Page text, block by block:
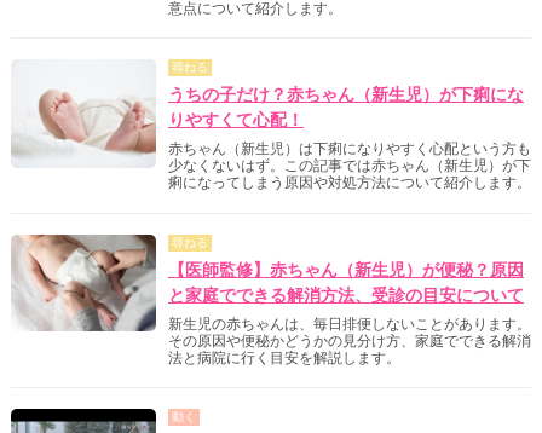
意点について紹介します。
尋ねる
うちの子だけ？赤ちゃん（新生児）が下痢にな
りやすくて心配！
赤ちゃん（新生児）は下痢になりやすく心配という方も
少なくないはず。この記事では赤ちゃん（新生児）が下
痢になってしまう原因や対処方法について紹介します。
尋ねる
【医師監修】赤ちゃん（新生児）が便秘？原因
と家庭でできる解消方法、受診の目安について
新生児の赤ちゃんは、毎日排便しないことがあります。
その原因や便秘かどうかの見分け方、家庭でできる解消
法と病院に行く目安を解説します。
動く